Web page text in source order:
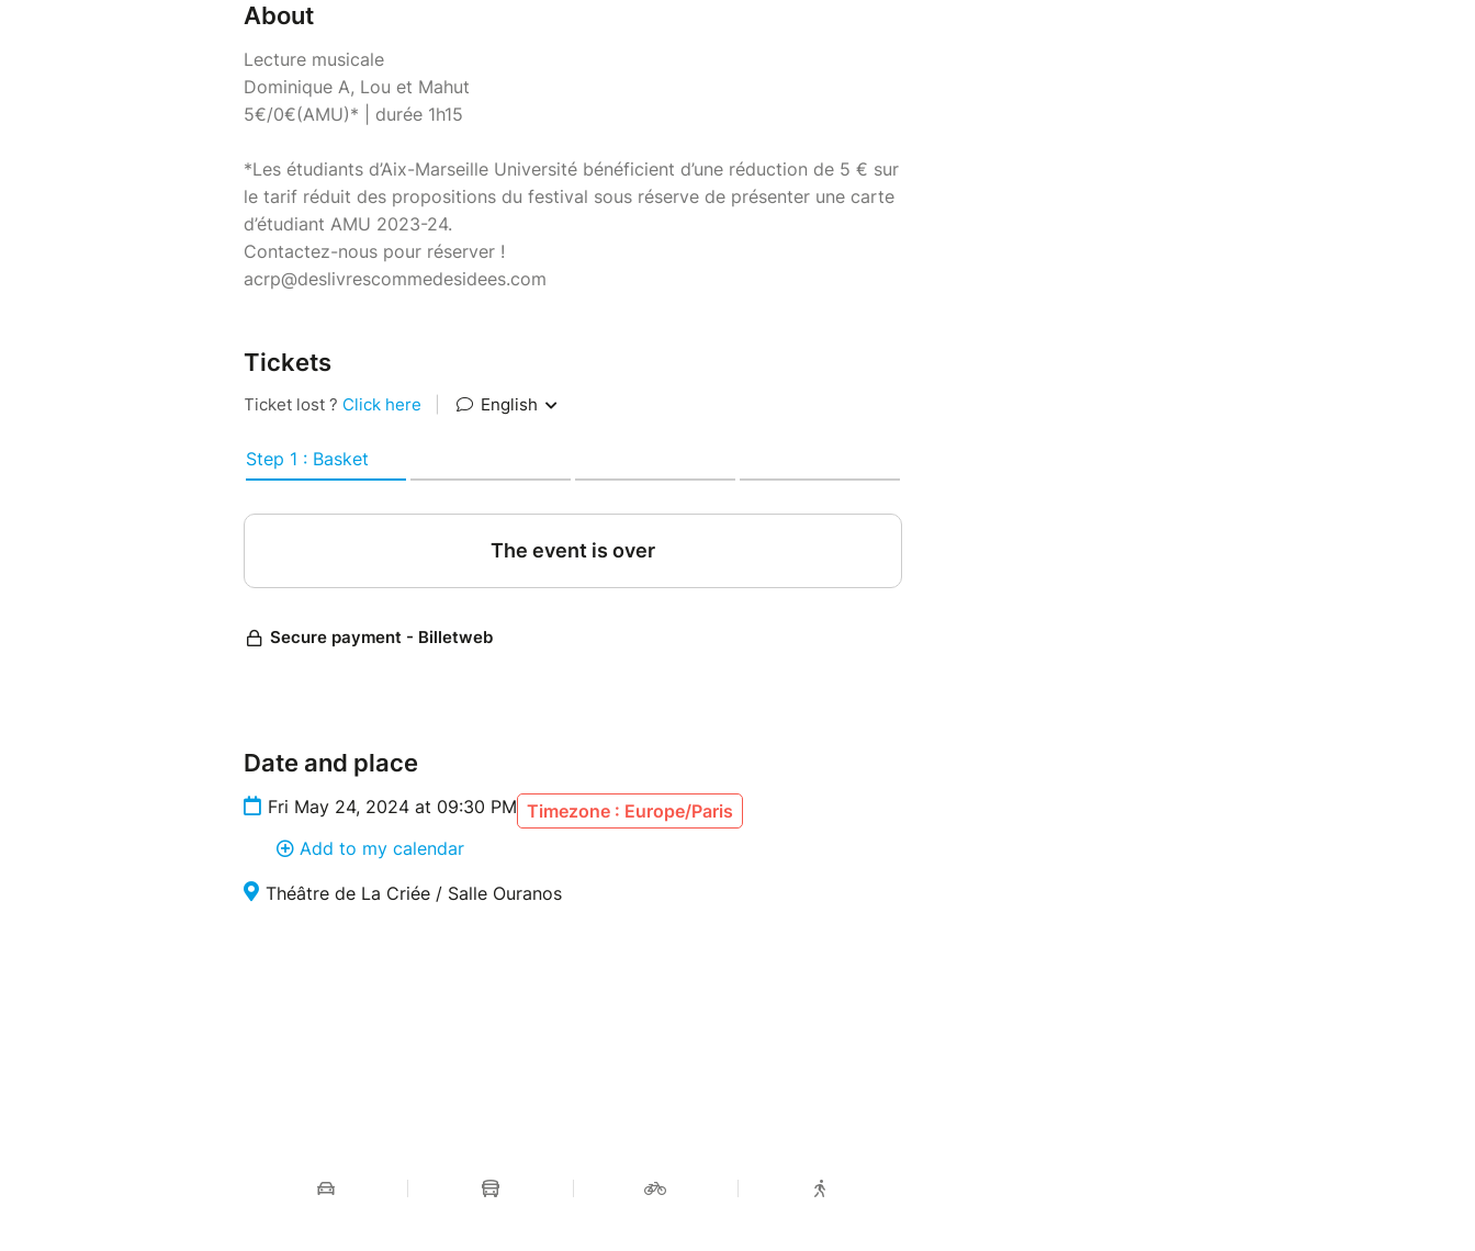
About
Lecture musicale
Dominique A, Lou et Mahut
5€/0€(AMU)* | durée 1h15
*Les étudiants d’Aix-Marseille Université bénéficient d’une réduction de 5 € sur
le tarif réduit des propositions du festival sous réserve de présenter une carte
d’étudiant AMU 2023-24.
Contactez-nous pour réserver !
acrp@deslivrescommedesidees.com
Tickets
Date and place
Fri May 24, 2024 at 09:30 PM Timezone : Europe/Paris
Add to my calendar
Théâtre de La Criée / Salle Ouranos